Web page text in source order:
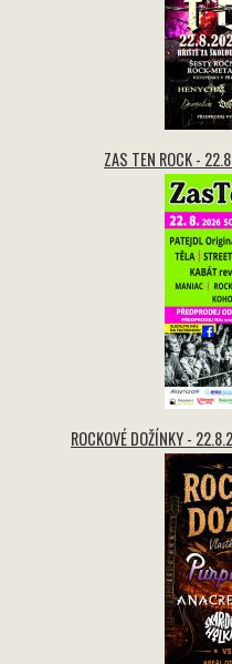
ZAS TEN ROCK -
ROCKOVÉ DOŽÍNKY -